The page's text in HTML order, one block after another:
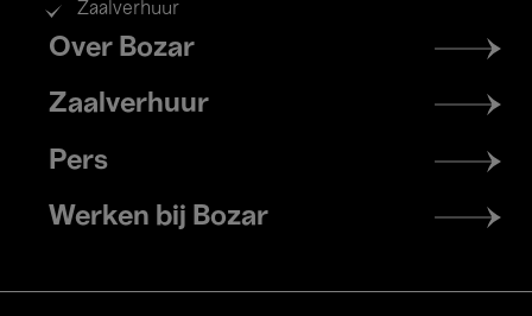
Zaalverhuur
Footer
menu
Over Bozar
Zaalverhuur
Pers
Werken bij Bozar